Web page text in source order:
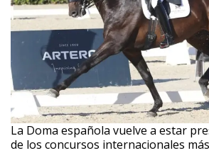
La Doma española vuelve a estar
de los concursos internacionales